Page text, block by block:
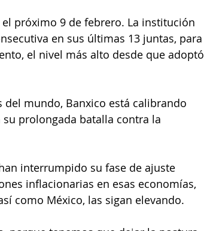
próximo 9 de febrero. La institución
en sus últimas 13 juntas, para
el nivel más alto desde que adoptó
mundo, Banxico está calibrando
prolongada batalla contra la
interrumpido su fase de ajuste
inflacionarias en esas economías,
como México, las sigan elevando.